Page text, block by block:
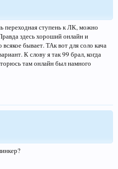
переходная ступень к ЛК, можно
здесь хороший онлайн и
бывает. ТАк вот для соло кача
К слову я так 99 брал, когда
там онлайн был намного